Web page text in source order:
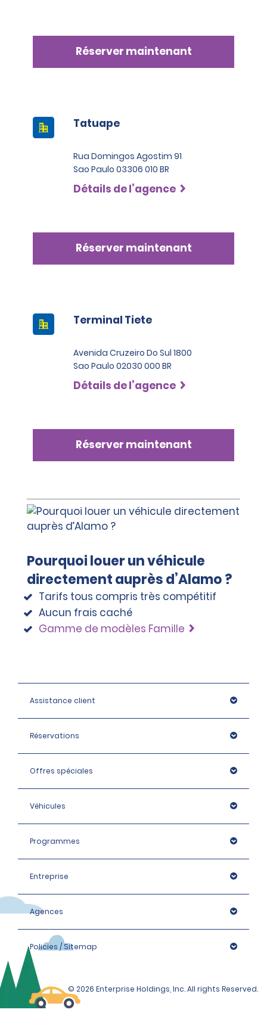
Réserver maintenant
Tatuape
Rua Domingos Agostim 91
Sao Paulo 03306 010 BR
Détails de l’agence
Réserver maintenant
Terminal Tiete
Avenida Cruzeiro Do Sul 1800
Sao Paulo 02030 000 BR
Détails de l’agence
Réserver maintenant
Pourquoi louer un véhicule
directement auprès d’Alamo ?
Tarifs tous compris très compétitif
Aucun frais caché
Gamme de modèles Famille
Assistance client
Réservations
Offres spéciales
Véhicules
Programmes
Entreprise
Agences
Policies / Sitemap
© 2026 Enterprise Holdings, Inc. All rights Reserved.